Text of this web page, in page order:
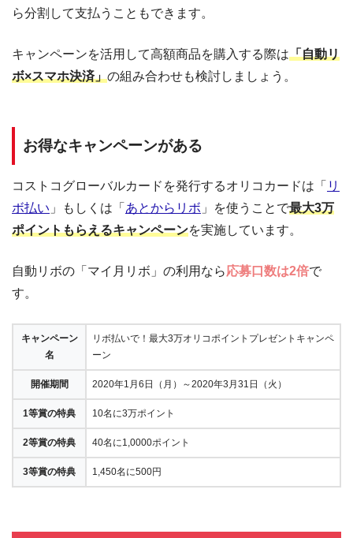
ら分割して支払うこともできます。
キャンペーンを活用して高額商品を購入する際は「自動リ
ボ×スマホ決済」の組み合わせも検討しましょう。
お得なキャンペーンがある
コストコグローバルカードを発行するオリコカードは「 リ
ボ払い 」もしくは「 あとからリボ 」を使うことで最大3万
ポイントもらえるキャンペーンを実施しています。
自動リボの「マイ月リボ」の利用なら応募口数は2倍で
す。
キャンペーン
名
リボ払いで！最大3万オリコポイントプレゼントキャンペ
ーン
開催期間 2020年1月6日（月）～2020年3月31日（火）
1等賞の特典 10名に3万ポイント
2等賞の特典 40名に1,0000ポイント
3等賞の特典 1,450名に500円